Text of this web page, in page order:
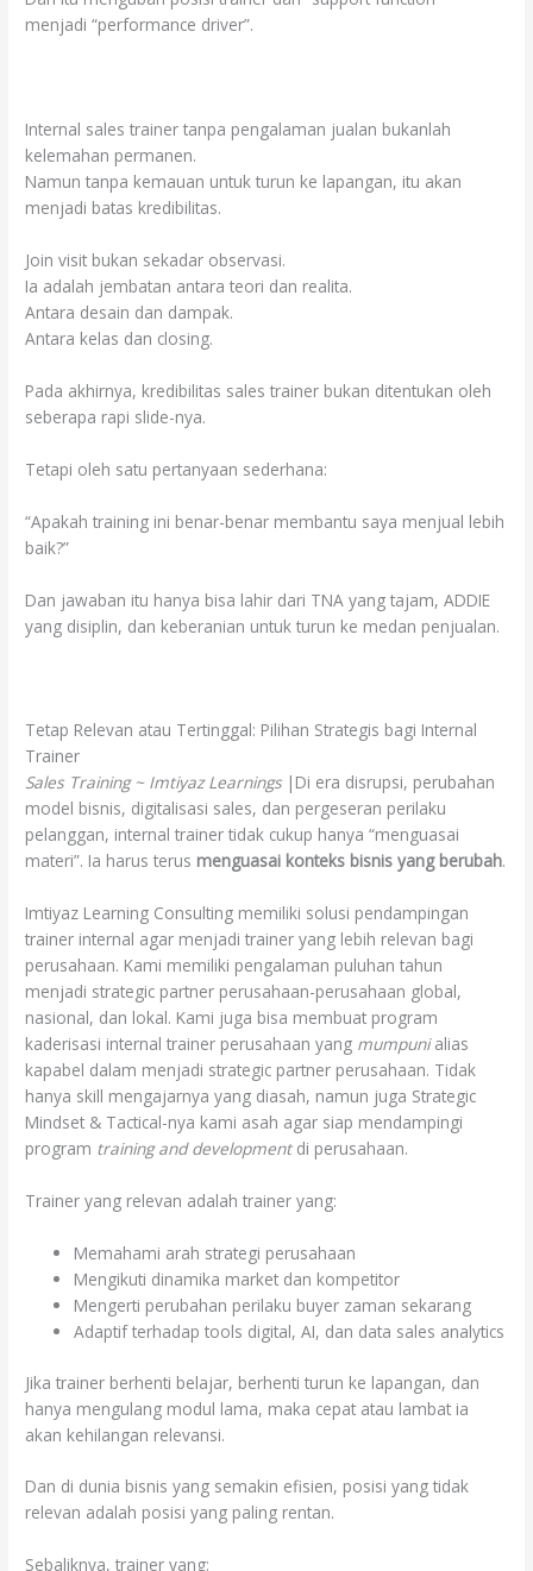
menjadi “performance driver”.
Internal sales trainer tanpa pengalaman jualan bukanlah
kelemahan permanen.
Namun tanpa kemauan untuk turun ke lapangan, itu akan
menjadi batas kredibilitas.
Join visit bukan sekadar observasi.
Ia adalah jembatan antara teori dan realita.
Antara desain dan dampak.
Antara kelas dan closing.
Pada akhirnya, kredibilitas sales trainer bukan ditentukan oleh
seberapa rapi slide-nya.
Tetapi oleh satu pertanyaan sederhana:
“Apakah training ini benar-benar membantu saya menjual lebih
baik?”
Dan jawaban itu hanya bisa lahir dari TNA yang tajam, ADDIE
yang disiplin, dan keberanian untuk turun ke medan penjualan.
Tetap Relevan atau Tertinggal: Pilihan Strategis bagi Internal
Trainer
Sales Training ~ Imtiyaz Learnings|Di era disrupsi, perubahan
model bisnis, digitalisasi sales, dan pergeseran perilaku
pelanggan, internal trainer tidak cukup hanya “menguasai
materi”. Ia harus terus menguasai konteks bisnis yang berubah.
Imtiyaz Learning Consulting memiliki solusi pendampingan
trainer internal agar menjadi trainer yang lebih relevan bagi
perusahaan. Kami memiliki pengalaman puluhan tahun
menjadi strategic partner perusahaan-perusahaan global,
nasional, dan lokal. Kami juga bisa membuat program
kaderisasi internal trainer perusahaan yang mumpunialias
kapabel dalam menjadi strategic partner perusahaan. Tidak
hanya skill mengajarnya yang diasah, namun juga Strategic
Mindset & Tactical-nya kami asah agar siap mendampingi
program training and developmentdi perusahaan.
Trainer yang relevan adalah trainer yang:
Memahami arah strategi perusahaan
Mengikuti dinamika market dan kompetitor
Mengerti perubahan perilaku buyer zaman sekarang
Adaptif terhadap tools digital, AI, dan data sales analytics
Jika trainer berhenti belajar, berhenti turun ke lapangan, dan
hanya mengulang modul lama, maka cepat atau lambat ia
akan kehilangan relevansi.
Dan di dunia bisnis yang semakin efisien, posisi yang tidak
relevan adalah posisi yang paling rentan.
Sebaliknya, trainer yang: